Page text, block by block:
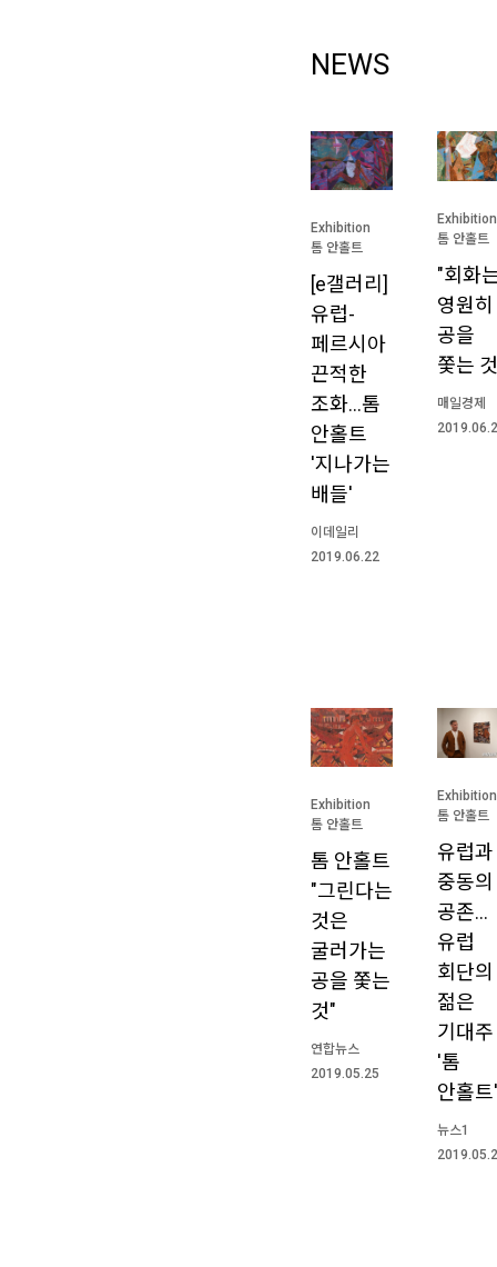
NEWS
Exhibition
톰 안홀트
[e갤러리]
유럽-
페르시아
끈적한
조화…톰
안홀트
'지나가는
배들'
이데일리
2019.06.22
Exhibition
톰 안홀트
"회화
영원히
공을
쫓는
매일경제
Exhibition
톰 안홀트
톰 안홀트
"그린다는
것은
굴러가는
공을 쫓는
것"
연합뉴스
2019.05.25
Exhibition
톰 안홀트
유럽과
중동의
공존…
유럽
회단의
젊은
기대주
'톰
안홀트'
뉴스1